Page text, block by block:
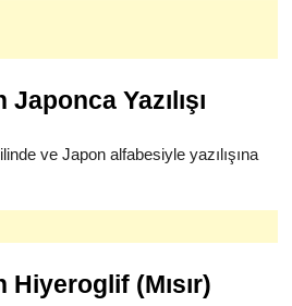
Yazılışı
ve Japon alfabesiyle yazılışına
(Mısır)